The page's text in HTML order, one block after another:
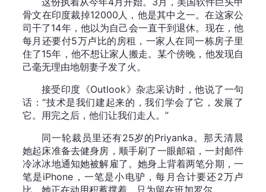
骨文在印度裁掉12000人，他是其中之一。在这家公
司干了14年，他以为自己会一直干到退休。现在，他
每月还要付5万卢比的房租，一家人在同一栋房子里
住了15年，他不想让家人搬走。某个傍晚，他发现自
己毫无理由地朝妻子发了火。
接受印度《Outlook》杂志采访时，他说了一句
话：“技术是我们建起来的，我们学会了它，发展了
它。用完之后，他们让我们走人。”
同一轮裁员里还有25岁的Priyanka。那天清晨
她起床准备去健身房，顺手刷了一眼邮箱，一封邮件
冷冰冰地通知她被解雇了。她身上背着两笔分期，一
笔是iPhone，一笔是小电驴，每月合计要还2万卢
比。她正在动用积蓄撑着，只为留在班加罗尔。